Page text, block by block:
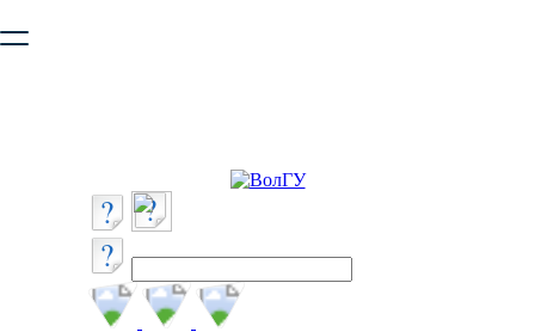
безопасную работу с сайтом. Пожалуйста